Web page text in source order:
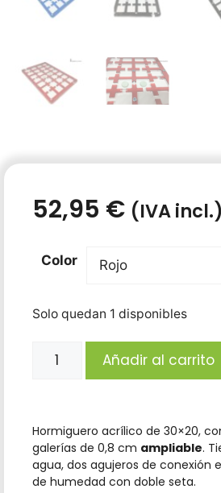
52,95 € (IVA incl.)
Color
Solo quedan 1 disponibles
Añadir al carrito
Hormiguero acrílico de 30×20,
galerías de 0,8 cm ampliable.
agua, dos agujeros de conexión
de humedad con doble seta.